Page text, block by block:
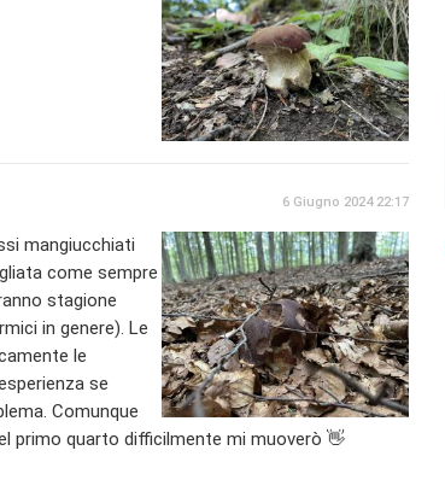
6 Giugno 2024 22:17
mangiucchiati
come sempre
stagione
in genere). Le
le
se
Comunque
primo quarto difficilmente mi muoverò 👋